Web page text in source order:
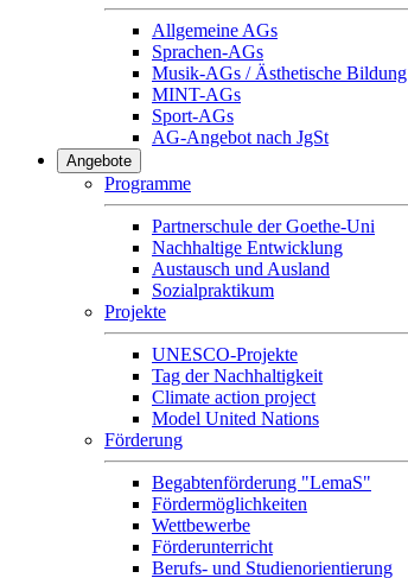
Allgemeine AGs
Sprachen-AGs
Musik-AGs / Ästhetische Bildung
MINT-AGs
Sport-AGs
AG-Angebot nach JgSt
Angebote
Programme
Partnerschule der Goethe-Uni
Nachhaltige Entwicklung
Austausch und Ausland
Sozialpraktikum
Projekte
UNESCO-Projekte
Tag der Nachhaltigkeit
Climate action project
Model United Nations
Förderung
Begabtenförderung "LemaS"
Fördermöglichkeiten
Wettbewerbe
Förderunterricht
Berufs- und Studienorientierung